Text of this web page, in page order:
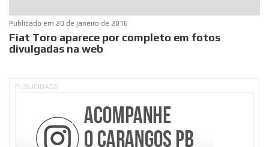
Publicado em 20 de janeiro de 2016
Fiat Toro aparece por completo em fotos
divulgadas na web
PUBLICIDADE